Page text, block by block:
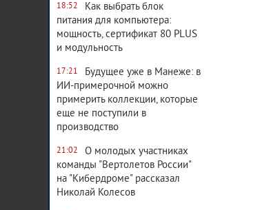
18:52
Как выбрать блок
питания для компьютера:
мощность, сертификат 80 PLUS
и модульность
17:21
Будущее уже в Манеже: в
ИИ-примерочной можно
примерить коллекции, которые
еще не поступили в
производство
21:02
О молодых участниках
команды "Вертолетов России"
на "Кибердроме" рассказал
Николай Колесов